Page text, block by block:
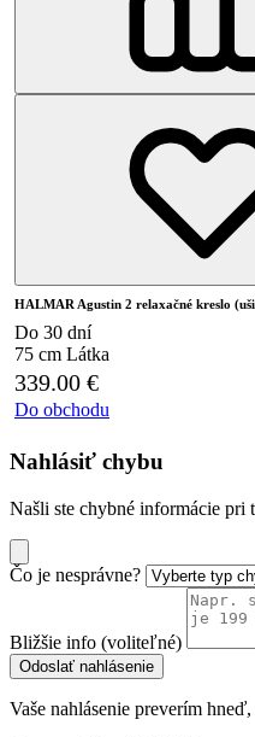
HALMAR Agustin 2 relaxačné kreslo
Do 30 dní
75 cm Látka
339.00 €
Do obchodu
Nahlásiť chybu
Našli ste chybné informácie pri
Čo je nesprávne?
Bližšie info (voliteľné)
Odoslať nahlásenie
Vaše nahlásenie preverím